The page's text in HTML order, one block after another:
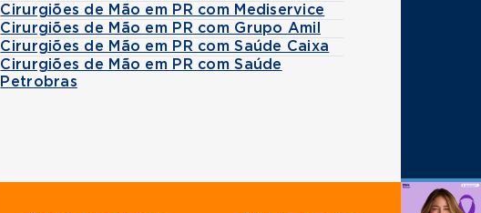
Cirurgiões de Mão em PR com Mediservice
Cirurgiões de Mão em PR com Grupo Amil
Cirurgiões de Mão em PR com Saúde Caixa
Cirurgiões de Mão em PR com Saúde
Petrobras
Agende